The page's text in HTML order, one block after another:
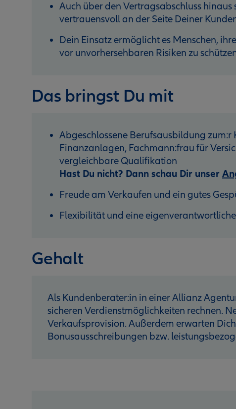
Auch über den Vertragsabschluss
vertrauensvoll an der Seite Deiner
Dein Einsatz ermöglicht es Menschen,
vor unvorhersehbaren Risiken zu
Das bringst Du mit
Abgeschlossene Berufsausbildung
Finanzanlagen, Fachmann:frau für
vergleichbare Qualifikation
Hast Du nicht? Dann schau Dir unser
Freude am Verkaufen und ein gutes
Flexibilität und eine
Gehalt
Als Kundenberater:in in einer Allianz
sicheren Verdienstmöglichkeiten rechnen.
Verkaufsprovision. Außerdem erwarten
Bonusausschreibungen bzw.